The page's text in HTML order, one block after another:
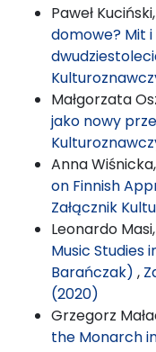
Paweł Kuciński,
domowe? Mit
Małgorzata
jako nowy
Anna Wiśnicka,
on Finnish
Załącznik
Leonardo Masi,
Music Studies
Barańczak) ,
(2020)
Grzegorz
the Monarch